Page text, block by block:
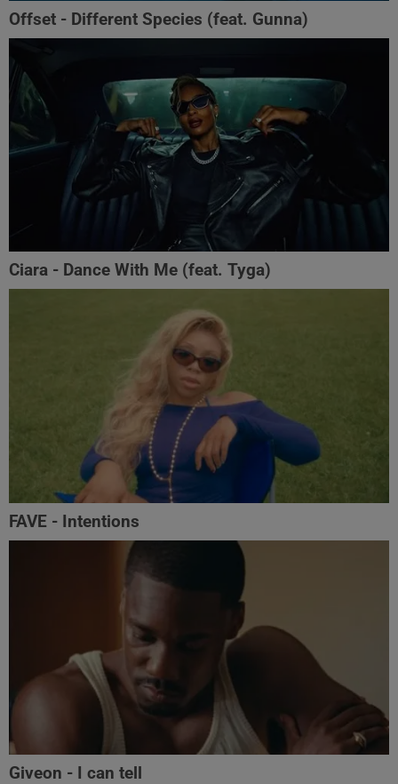
Offset - Different Species (feat. Gunna)
Ciara - Dance With Me (feat. Tyga)
FAVE - Intentions
Giveon - I can tell